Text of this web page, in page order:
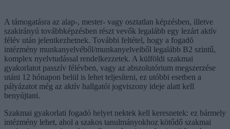
A támogatásra az alap-, mester- vagy osztatlan képzésben, illetve
szakirányú továbbképzésben részt vevők legalább egy lezárt aktív
félév után jelentkezhetnek. További feltétel, hogy a fogadó
intézmény munkanyelvéből/munkanyelveiből legalább B2 szintű,
komplex nyelvtudással rendelkezzetek. A külföldi szakmai
gyakorlatot passzív félévben, vagy az abszolutórium megszerzése
utáni 12 hónapon belül is lehet teljesíteni, ez utóbbi esetben a
pályázatot még az aktív hallgatói jogviszony ideje alatt kell
benyújtani.
Szakmai gyakorlati fogadó helyet nektek kell keresnetek: ez bármely
intézmény lehet, ahol a szakos tanulmányokhoz kötődő szakmai